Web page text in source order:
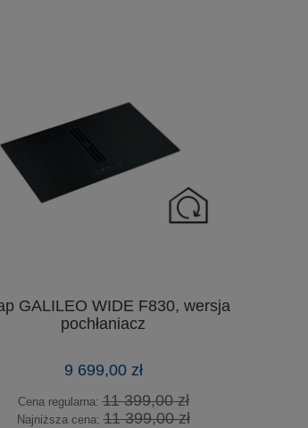
GALILEO WIDE F830, wersja
pochłaniacz
9 699,00 zł
Cena regularna:11 399,00 zł
Najniższa cena:11 399,00 zł